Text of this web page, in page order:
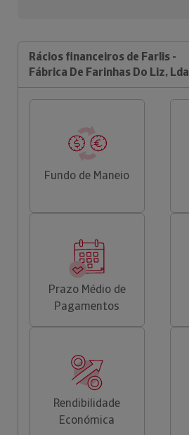
Rácios financeiros de Farlis -
Fábrica De Farinhas Do Liz, Lda
Fundo de Maneio
Prazo Médio de
Pagamentos
Rendibilidade
Económica